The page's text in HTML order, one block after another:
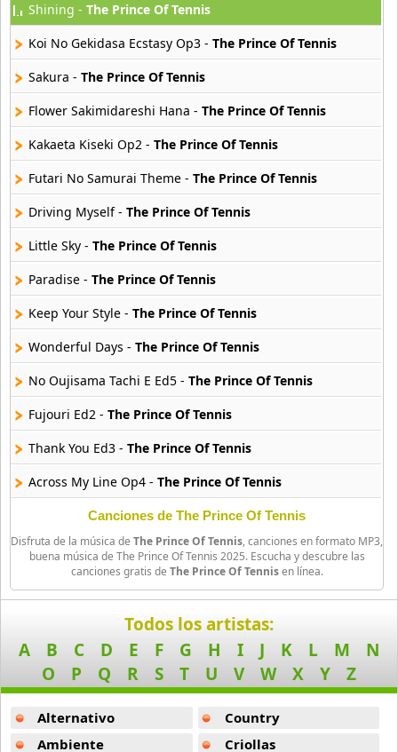
Akahori Gedou Hour Rabuge
29 músicas online
Akane Iro Ni Samoru Saka
26 músicas online
6 músicas online
Akikan
15 músicas online
Alejandro Arnais
3 músicas online
Amaenaideyo
26 músicas online
Amagami Ss
50 músicas online
Amatsuki
20 músicas online
Angel Beats
39 músicas online
Angel Heart
36 músicas online
Angel Sanctuary
Angelic Layer
3 músicas online
Ano Natsu De Matteru
Shining - The Prince Of Tennis
Koi No Gekidasa Ecstasy Op3 - The Prince Of Tennis
Sakura - The Prince Of Tennis
Flower Sakimidareshi Hana - The Prince Of Tennis
Kakaeta Kiseki Op2 - The Prince Of Tennis
Futari No Samurai Theme - The Prince Of Tennis
Driving Myself - The Prince Of Tennis
Little Sky - The Prince Of Tennis
Paradise - The Prince Of Tennis
Keep Your Style - The Prince Of Tennis
Wonderful Days - The Prince Of Tennis
No Oujisama Tachi E Ed5 - The Prince Of Tennis
Fujouri Ed2 - The Prince Of Tennis
Thank You Ed3 - The Prince Of Tennis
Across My Line Op4 - The Prince Of Tennis
Ya Ki Ni Ku Ed4 -The Prince Of Tennis
Kaze No Tabibito -The Prince Of Tennis
Hello Y Goodbye Ed1 -
The Prince Of Tennis
Fly High -
The Prince Of Tennis
Walk On -The Prince Of Tennis
Dream Believer -
The Prince Of Tennis
Canciones de The Prince Of Tennis
Disfruta de la música de The Prince Of Tennis, canciones en formato MP3,
buena música de The Prince Of Tennis 2025. Escucha y descubre las
canciones gratis de The Prince Of Tennisen línea.
Todos los artistas:
A
B C D E F G H I J K L M
N
O
P Q R S T U V W X Y Z
Alternativo
Ambiente
Country
Criollas